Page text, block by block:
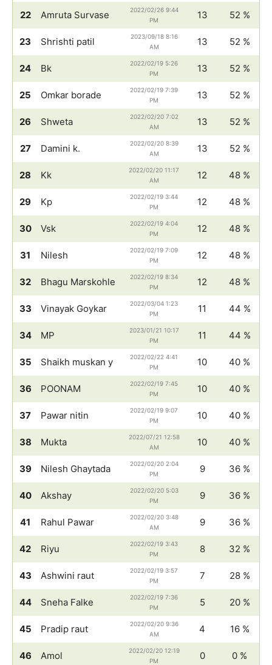
22 Amruta Survase
2022/02/26 9:44
PM
13 52 %
23 Shrishti patil
2023/09/18 8:16
AM
13 52 %
24 Bk
2022/02/19 5:26
PM
13 52 %
25 Omkar borade
2022/02/19 7:39
PM
13 52 %
26 Shweta
2022/02/20 7:02
AM
13 52 %
27 Damini k.
2022/02/20 8:39
AM
13 52 %
28 Kk
2022/02/20 11:17
AM
12 48 %
29 Kp
2022/02/19 3:44
PM
12 48 %
30 Vsk
2022/02/19 4:04
PM
12 48 %
31 Nilesh
2022/02/19 7:09
PM
12 48 %
32 Bhagu Marskohle
2022/02/19 8:34
PM
12 48 %
33 Vinayak Goykar
2022/03/04 1:23
PM
11 44 %
34 MP
2023/01/21 10:17
PM
11 44 %
35 Shaikh muskan y
2022/02/22 4:41
PM
10 40 %
36 POONAM
2022/02/19 7:45
PM
10 40 %
37 Pawar nitin
2022/02/19 9:07
PM
10 40 %
38 Mukta
2022/07/21 12:58
AM
10 40 %
39 Nilesh Ghaytada
2022/02/20 2:04
PM
9 36 %
40 Akshay
2022/02/20 5:03
PM
9 36 %
41 Rahul Pawar
2022/02/20 3:48
AM
9 36 %
42 Riyu
2022/02/19 3:43
PM
8 32 %
43 Ashwini raut
2022/02/19 3:57
PM
7 28 %
44 Sneha Falke
2022/02/19 7:36
PM
5 20 %
45 Pradip raut
2022/02/20 9:36
AM
4 16 %
46 Amol
2022/02/20 12:19
PM
0 0 %